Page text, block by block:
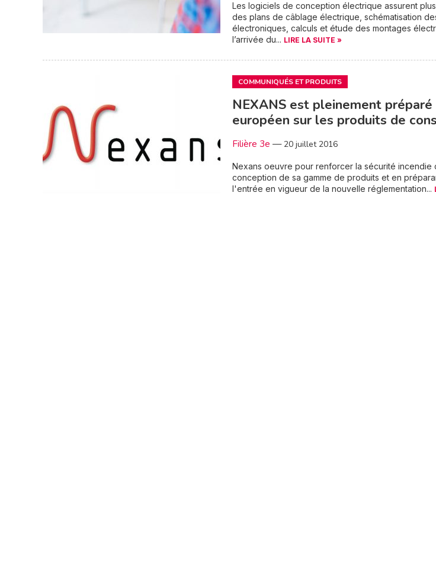
Les logiciels de conception électrique assurent
des plans de câblage électrique, schématisation
électroniques, calculs et étude des montages
l’arrivée du... LIRE LA SUITE »
COMMUNIQUÉS ET PRODUITS
NEXANS est pleinement
européen sur les produits de
Filière 3e — 20 juillet 2016
Nexans oeuvre pour renforcer la sécurité incendie
conception de sa gamme de produits et en
l'entrée en vigueur de la nouvelle réglementation...